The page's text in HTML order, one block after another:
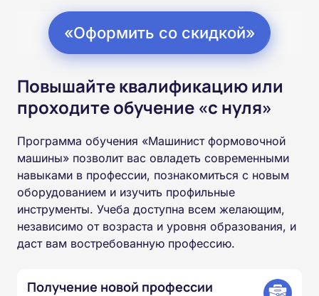
«Оформить со скидкой»
Повышайте квалификацию или
проходите обучение «с нуля»
Программа обучения «Машинист формовочной
машины» позволит вас овладеть современными
навыками в профессии, познакомиться с новым
оборудованием и изучить профильные
инструменты. Учеба доступна всем желающим,
независимо от возраста и уровня образования, и
даст вам востребованную профессию.
Получение новой профессии